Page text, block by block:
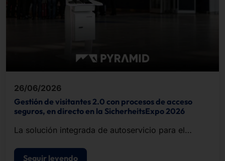
26/06/2026
Gestión de visitantes 2.0 con procesos de acceso
seguros, en directo en la SicherheitsExpo 2026
La solución integrada de autoservicio para el
acreditaciones y el control de acceso.
Seguir leyendo